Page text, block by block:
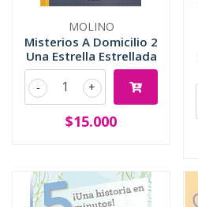
MOLINO
Misterios A Domicilio 2
Una Estrella Estrellada
+
-
$15.000